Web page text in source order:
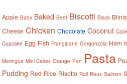
Apple Baby Baked Beef Biscotti Black Blinis
Cheese Chicken Chocolate Coconut
Cupcake Egg Fish Frangipane Gorgonzola Ham
Meringue Mini Cakes Orange Pan Pasta
Pudding Red Rice Risotto Roll Roux Salmon